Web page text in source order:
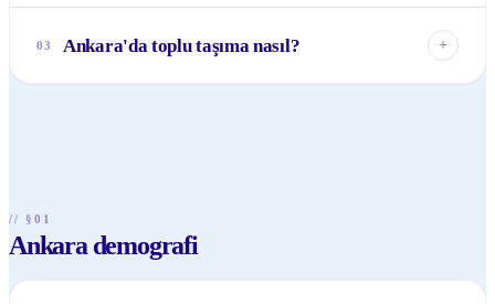
Ulus'taki tarihi lokantalarda veya Hamamönü'ndeki şirin
03 Ankara'da toplu taşıma nasıl? +
// §01
Ankara demografi